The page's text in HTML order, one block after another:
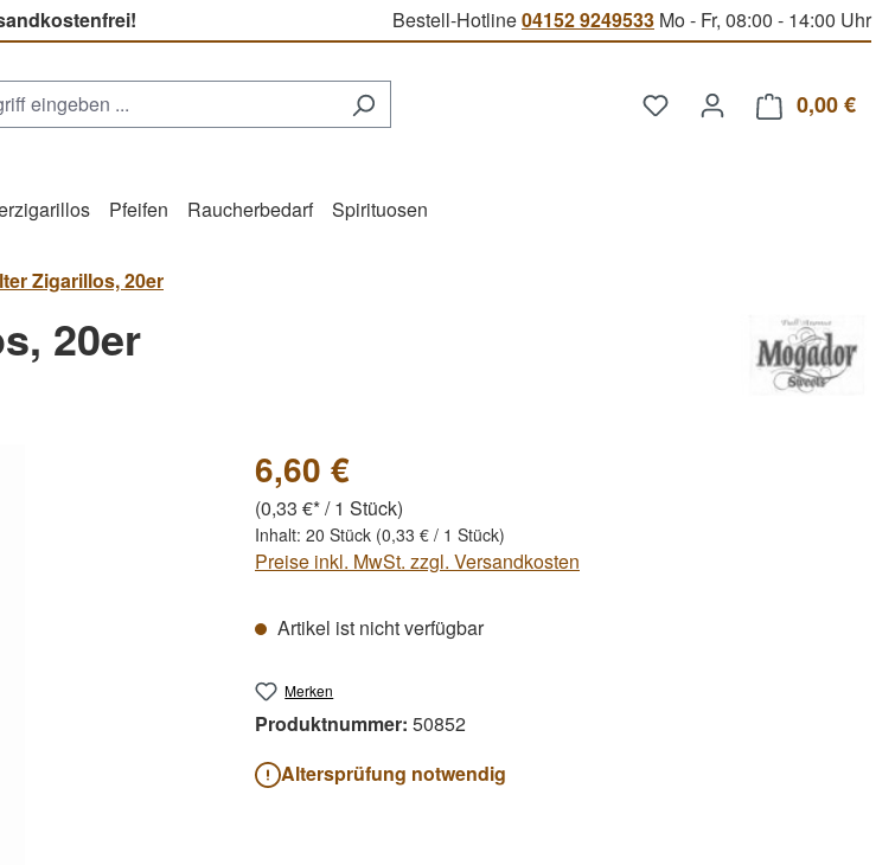
Bestell-Hotline04152 9249533 Mo - Fr, 08:00 - 14:00 Uhr
Du hast 0 Produkte auf
0,00 €
Pfeifen Raucherbedarf Spirituosen
Zigarillos, 20er
20er
6,60 €
(0,33 €* / 1 Stück)
Inhalt: 20 Stück (0,33 € / 1 Stück)
Preise inkl. MwSt. zzgl. Versandkosten
Artikel ist nicht verfügbar
Merken
Produktnummer: 50852
Altersprüfung notwendig